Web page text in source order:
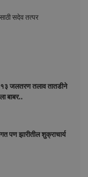
सदेव तत्पर
१३ जलतरण तलाव तातडीने
बाबर..
पण झारीतील शुक्राचार्य